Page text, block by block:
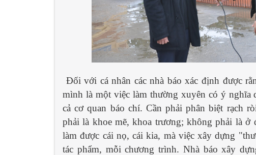
Đối với cá nhân các nhà báo xác định được
mình là một việc làm thường xuyên có ý nghĩa
cả cơ quan báo chí. Cần phải phân biệt rạch
phải là khoe mẽ, khoa trương; không phải là ở
làm được cái nọ, cái kia, mà việc xây dựng
tác phẩm, mỗi chương trình. Nhà báo xây